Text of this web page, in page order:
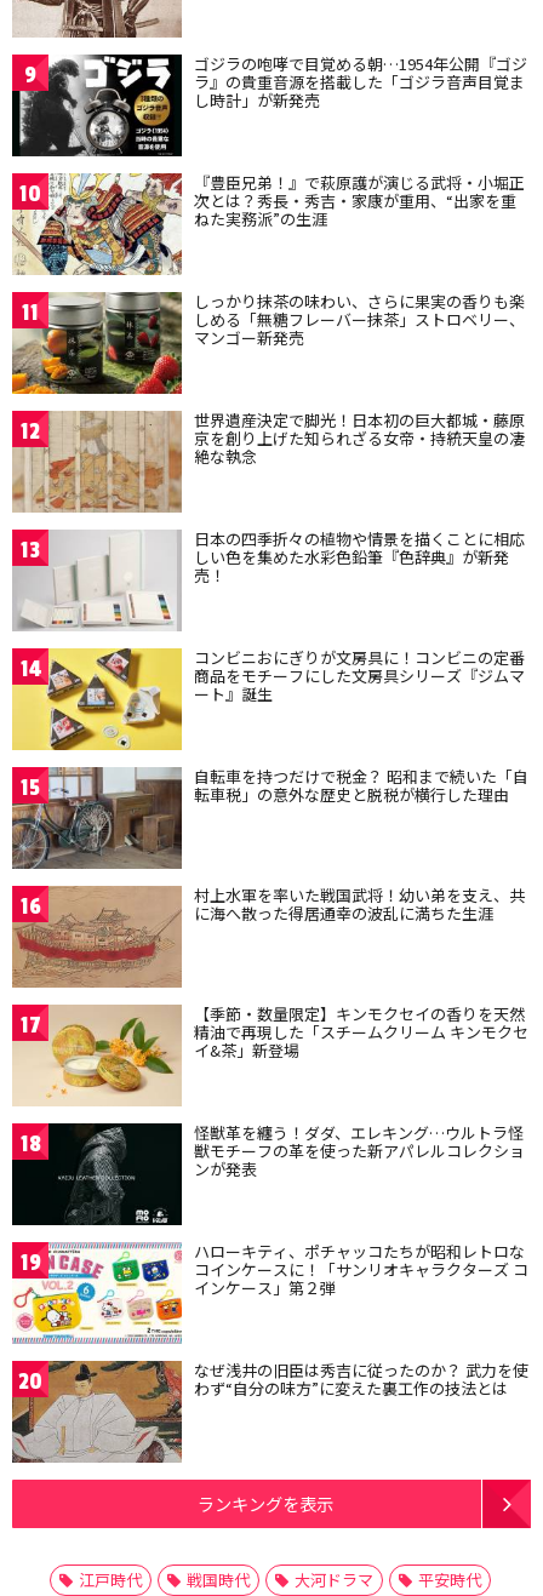
9 ゴジラの咆哮で目覚める朝…1954年公開『ゴジ
ラ』の貴重音源を搭載した「ゴジラ音声目覚ま
し時計」が新発売
10 『豊臣兄弟！』で萩原護が演じる武将・小堀正
次とは？秀長・秀吉・家康が重用、“出家を重
ねた実務派”の生涯
11 しっかり抹茶の味わい、さらに果実の香りも楽
しめる「無糖フレーバー抹茶」ストロベリー、
マンゴー新発売
12 世界遺産決定で脚光！日本初の巨大都城・藤原
京を創り上げた知られざる女帝・持統天皇の凄
絶な執念
13 日本の四季折々の植物や情景を描くことに相応
しい色を集めた水彩色鉛筆『色辞典』が新発
売！
14 コンビニおにぎりが文房具に！コンビニの定番
商品をモチーフにした文房具シリーズ『ジムマ
ート』誕生
15 自転車を持つだけで税金？ 昭和まで続いた「自
転車税」の意外な歴史と脱税が横行した理由
16 村上水軍を率いた戦国武将！幼い弟を支え、共
に海へ散った得居通幸の波乱に満ちた生涯
17 【季節・数量限定】キンモクセイの香りを天然
精油で再現した「スチームクリーム キンモクセ
イ&茶」新登場
18 怪獣革を纏う！ダダ、エレキング…ウルトラ怪
獣モチーフの革を使った新アパレルコレクショ
ンが発表
19 ハローキティ、ポチャッコたちが昭和レトロな
コインケースに！「サンリオキャラクターズ コ
インケース」第２弾
20 なぜ浅井の旧臣は秀吉に従ったのか？ 武力を使
わず“自分の味方”に変えた裏工作の技法とは
ランキングを表示
江戸時代 戦国時代 大河ドラマ
平安時代